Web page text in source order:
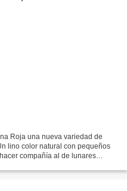
Roja una nueva variedad de
lino color natural con pequeños
compañía al de lunares